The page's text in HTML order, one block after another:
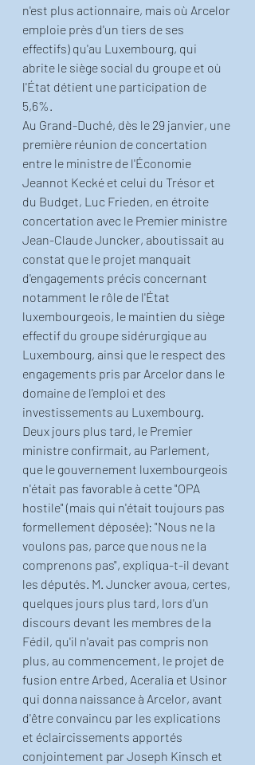
n'est plus actionnaire, mais où Arcelor
emploie près d'un tiers de ses
effectifs) qu'au Luxembourg, qui
abrite le siège social du groupe et où
l'État détient une participation de
5,6%.
Au Grand-Duché, dès le 29 janvier, une
première réunion de concertation
entre le ministre de l'Économie
Jeannot Kecké et celui du Trésor et
du Budget, Luc Frieden, en étroite
concertation avec le Premier ministre
Jean-Claude Juncker, aboutissait au
constat que le projet manquait
d'engagements précis concernant
notamment le rôle de l'État
luxembourgeois, le maintien du siège
effectif du groupe sidérurgique au
Luxembourg, ainsi que le respect des
engagements pris par Arcelor dans le
domaine de l'emploi et des
investissements au Luxembourg.
Deux jours plus tard, le Premier
ministre confirmait, au Parlement,
que le gouvernement luxembourgeois
n'était pas favorable à cette "OPA
hostile" (mais qui n'était toujours pas
formellement déposée): "Nous ne la
voulons pas, parce que nous ne la
comprenons pas", expliqua-t-il devant
les députés. M. Juncker avoua, certes,
quelques jours plus tard, lors d'un
discours devant les membres de la
Fédil, qu'il n'avait pas compris non
plus, au commencement, le projet de
fusion entre Arbed, Aceralia et Usinor
qui donna naissance à Arcelor, avant
d'être convaincu par les explications
et éclaircissements apportés
conjointement par Joseph Kinsch et